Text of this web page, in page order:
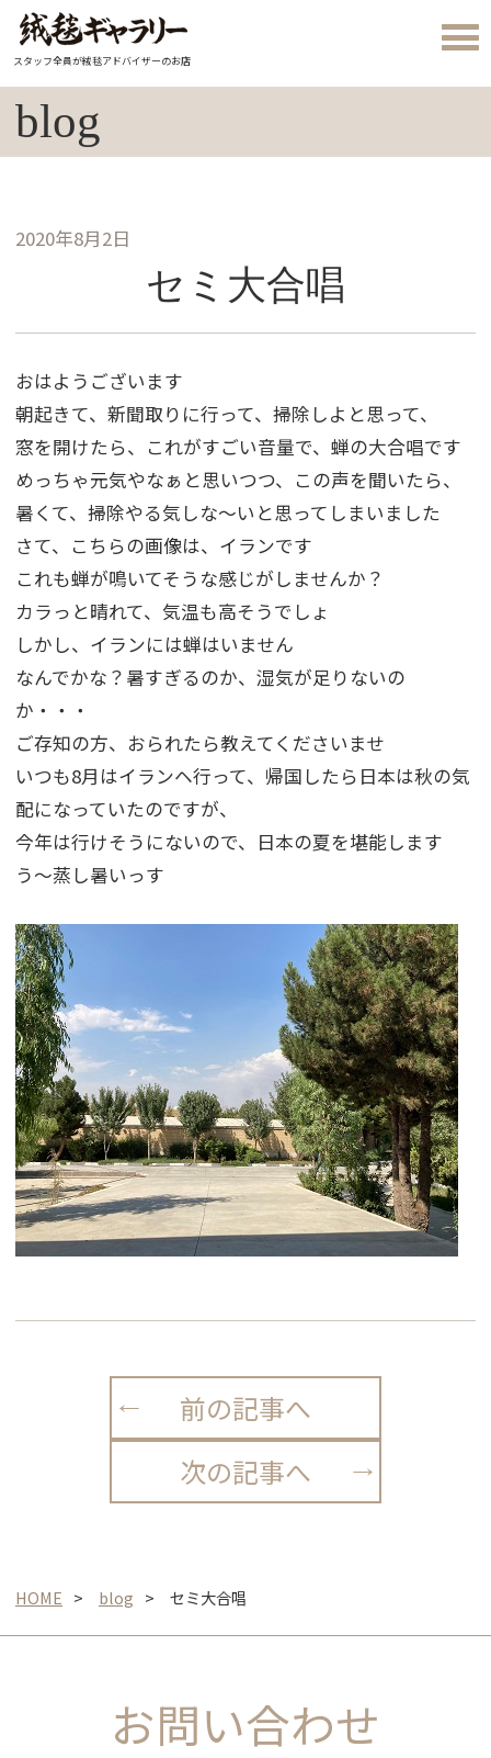
スタッフ全員が絨毯アドバイザーのお店
blog
2020年8月2日
セミ大合唱
おはようございます
朝起きて、新聞取りに行って、掃除しよと思って、
窓を開けたら、これがすごい音量で、蝉の大合唱です
めっちゃ元気やなぁと思いつつ、この声を聞いたら、
暑くて、掃除やる気しな～いと思ってしまいました
さて、こちらの画像は、イランです
これも蝉が鳴いてそうな感じがしませんか？
カラっと晴れて、気温も高そうでしょ
しかし、イランには蝉はいません
なんでかな？暑すぎるのか、湿気が足りないの
か・・・
ご存知の方、おられたら教えてくださいませ
いつも8月はイランヘ行って、帰国したら日本は秋の気
配になっていたのですが、
今年は行けそうにないので、日本の夏を堪能します
う～蒸し暑いっす
前の記事へ
次の記事へ
HOME blog セミ大合唱
お問い合わせ